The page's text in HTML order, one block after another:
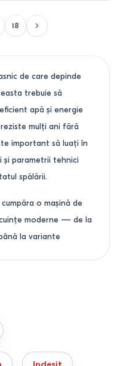
18
de care depinde
trebuie să
apă și energie
mulți ani fără
important să luați în
și parametrii tehnici
spălării.
o mașină de
moderne — de la
la variante
livrate în Chișinău și
de spălat